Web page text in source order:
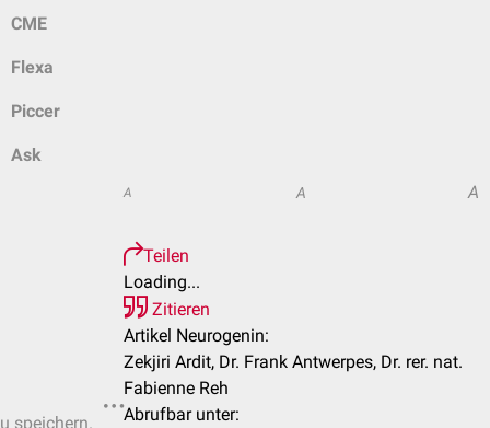
CME
Flexa
Piccer
Ask
speichern.
A A A
Teilen
Loading...
Zitieren
Artikel Neurogenin:
Zekjiri Ardit, Dr. Frank Antwerpes, Dr. rer. nat.
Fabienne Reh
Abrufbar unter: